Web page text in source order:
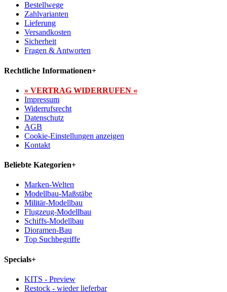
Bestellwege
Zahlvarianten
Lieferung
Versandkosten
Sicherheit
Fragen & Antworten
Rechtliche Informationen+
» VERTRAG WIDERRUFEN «
Impressum
Widerrufsrecht
Datenschutz
AGB
Cookie-Einstellungen anzeigen
Kontakt
Beliebte Kategorien+
Marken-Welten
Modellbau-Maßstäbe
Militär-Modellbau
Flugzeug-Modellbau
Schiffs-Modellbau
Dioramen-Bau
Top Suchbegriffe
Specials+
KITS - Preview
Restock - wieder lieferbar